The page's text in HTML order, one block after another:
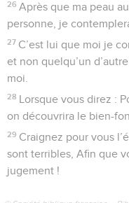
26 Après que ma peau
personne, je
27 C’est lui que moi je
et non quelqu’un
moi.
28 Lorsque vous direz :
on découvrira le bien-
29 Craignez pour vous
sont terribles, Afin que
jugement !